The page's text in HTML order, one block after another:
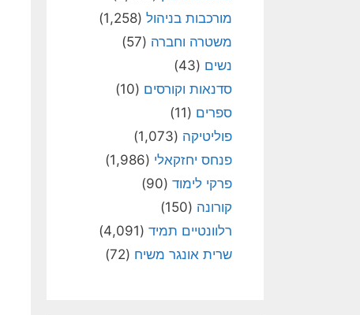
מורכבות בניהול (1,258)
משטרה וחברה (57)
נשים (43)
סדנאות וקורסים (10)
ספרים (11)
פוליטיקה (1,073)
פנחס יחזקאלי (1,986)
פרקי לימוד (90)
קורונה (150)
רלוונטיים תמיד (4,091)
שרית אונגר משיח (72)